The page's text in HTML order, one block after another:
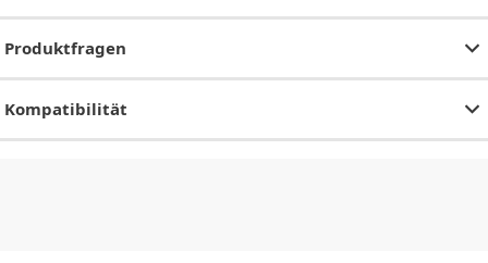
Produktfragen
Kompatibilität